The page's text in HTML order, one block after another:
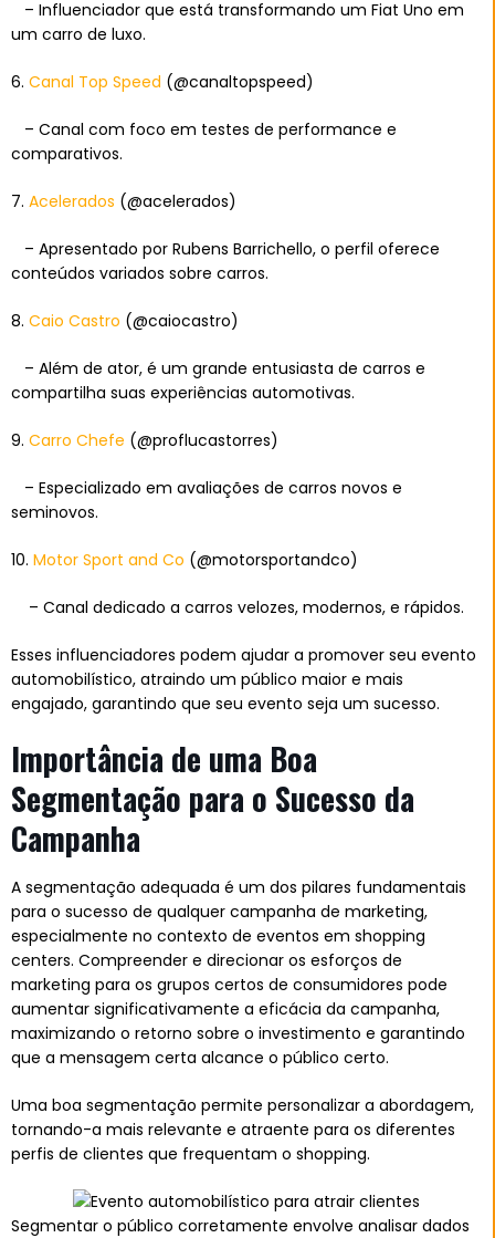
– Influenciador que está transformando um Fiat Uno em
um carro de luxo.
6. Canal Top Speed (@canaltopspeed)
– Canal com foco em testes de performance e
comparativos.
7. Acelerados (@acelerados)
– Apresentado por Rubens Barrichello, o perfil oferece
conteúdos variados sobre carros.
8. Caio Castro (@caiocastro)
– Além de ator, é um grande entusiasta de carros e
compartilha suas experiências automotivas.
9. Carro Chefe (@proflucastorres)
– Especializado em avaliações de carros novos e
seminovos.
10. Motor Sport and Co (@motorsportandco)
– Canal dedicado a carros velozes, modernos, e rápidos.
Esses influenciadores podem ajudar a promover seu evento
automobilístico, atraindo um público maior e mais
engajado, garantindo que seu evento seja um sucesso.
Importância de uma Boa
Segmentação para o Sucesso da
Campanha
A segmentação adequada é um dos pilares fundamentais
para o sucesso de qualquer campanha de marketing,
especialmente no contexto de eventos em shopping
centers. Compreender e direcionar os esforços de
marketing para os grupos certos de consumidores pode
aumentar significativamente a eficácia da campanha,
maximizando o retorno sobre o investimento e garantindo
que a mensagem certa alcance o público certo.
Uma boa segmentação permite personalizar a abordagem,
tornando-a mais relevante e atraente para os diferentes
perfis de clientes que frequentam o shopping.
Segmentar o público corretamente envolve analisar dados